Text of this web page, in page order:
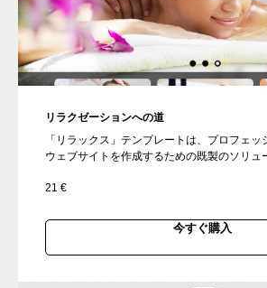
リラクゼーションへの道
「リラックス」テンプレートは、プロフェッ
ウェブサイトを作成するための既製のソリュ
21 €
今すぐ購入